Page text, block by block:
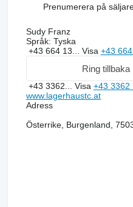
Prenumerera på
Sudy Franz
Språk: Tyska
+43 664 13... Visa +43
Ring tillbaka
+43 3362... Visa +43 3362
www.lagerhaustc.at
Adress
Österrike, Burgenland,